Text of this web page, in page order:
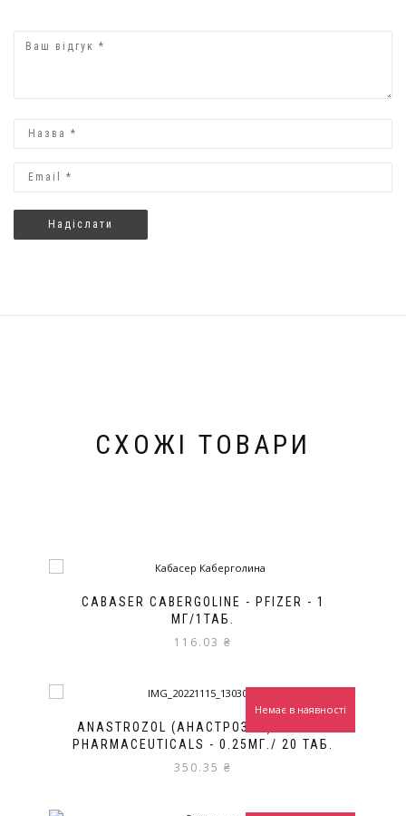
СХОЖІ ТОВАРИ
CABASER CABERGOLINE - PFIZER - 1
МГ/1ТАБ.
116.03 ₴
ANASTROZOL (АНАСТРОЗОЛ) BALKAN
PHARMACEUTICALS - 0.25МГ./ 20 ТАБ.
350.35 ₴
Немає в наявності